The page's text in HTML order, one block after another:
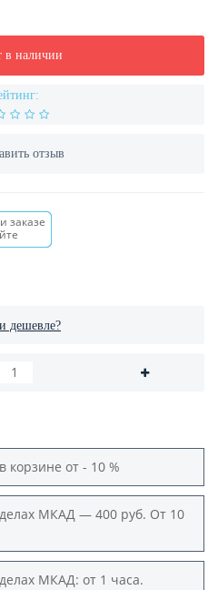
в наличии
отзыв
заказе
дешевле?
корзине от - 10 %
МКАД — 400 руб. От 10
МКАД: от 1 часа.